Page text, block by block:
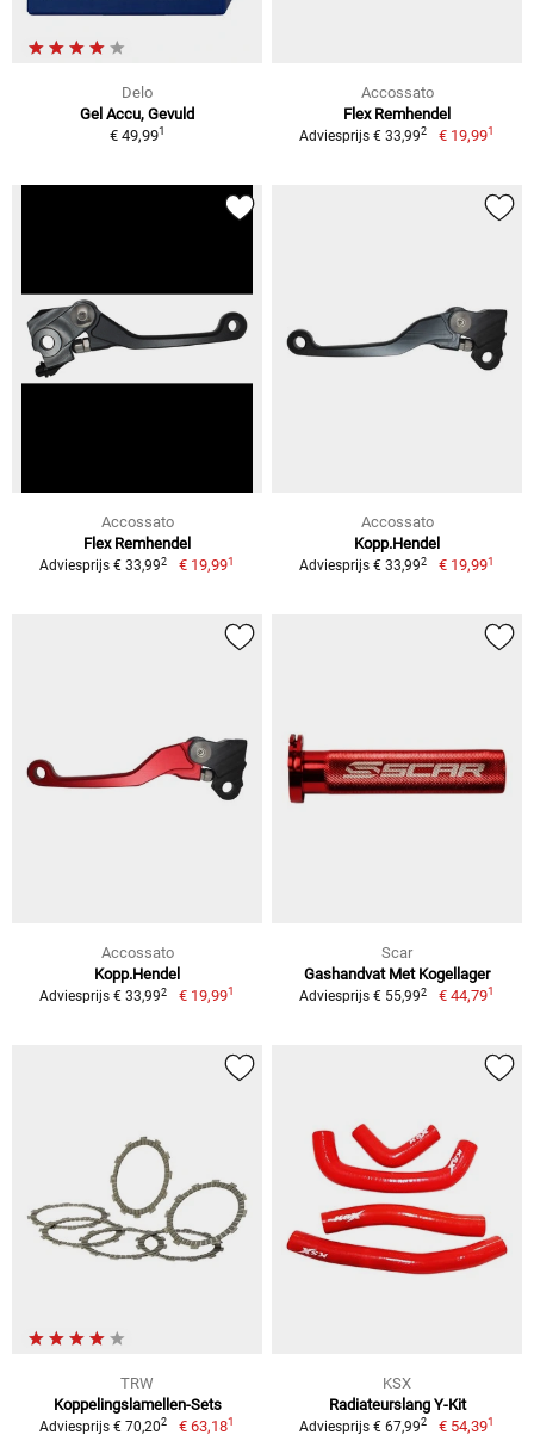
Delo
Gel Accu, Gevuld
€ 49,991
Accossato
Flex Remhendel
Adviesprijs € 33,992 € 19,991
Accossato
Flex Remhendel
Adviesprijs € 33,992 € 19,991
Accossato
Kopp.Hendel
Adviesprijs € 33,992 € 19,991
Accossato
Kopp.Hendel
Adviesprijs € 33,992 € 19,991
Scar
Gashandvat Met Kogellager
Adviesprijs € 55,992 € 44,791
TRW
Koppelingslamellen-Sets
Adviesprijs € 70,202 € 63,181
KSX
Radiateurslang Y-Kit
Adviesprijs € 67,992 € 54,391